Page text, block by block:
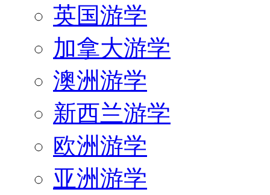
英国游学
加拿大游学
澳洲游学
新西兰游学
欧洲游学
亚洲游学